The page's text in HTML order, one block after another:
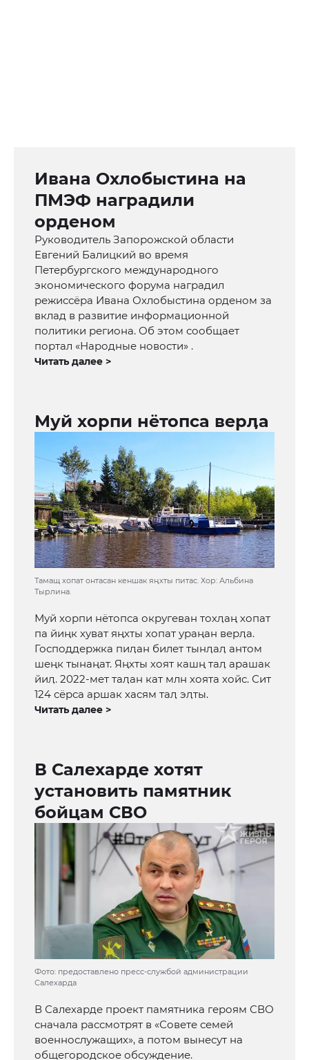
Ивана Охлобыстина на
ПМЭФ наградили
орденом
Руководитель Запорожской области
Евгений Балицкий во время
Петербургского международного
экономического форума наградил
режиссёра Ивана Охлобыстина орденом за
вклад в развитие информационной
политики региона. Об этом сообщает
портал «Народные новости» .
Читать далее >
Муй хорпи нётопса верӆа
Тамащ хопат онтасан кеншак яңхты питас. Хор: Альбина
Тырлина.
Муй хорпи нётопса округеван тохӆаң хопат
па йиңк хуват яңхты хопат ураңан верӆа.
Господдержка пиӆан билет тынӆаӆ антом
шеңк тынаңат. Яңхты хоят кашң таӆ арашак
йиӆ. 2022-мет таӆан кат млн хоята хойс. Сит
124 сёрса аршак хасям таӆ эӆты.
Читать далее >
В Салехарде хотят
установить памятник
бойцам СВО
Фото: предоставлено пресс-службой администрации
Салехарда
В Салехарде проект памятника героям СВО
сначала рассмотрят в «Совете семей
военнослужащих», а потом вынесут на
общегородское обсуждение.